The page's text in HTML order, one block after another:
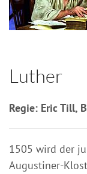
Luther
Regie: Eric Till,
1505 wird der
Augustiner-